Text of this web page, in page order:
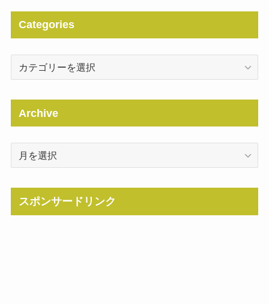
Categories
Categories
Archive
Archive
スポンサードリンク